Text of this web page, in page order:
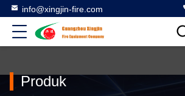
info@xingjin-fire.com
Produk